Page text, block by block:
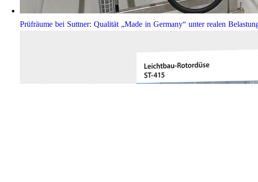
Prüfräume bei Suttner: Qualität „Made in Germany“ unter realen